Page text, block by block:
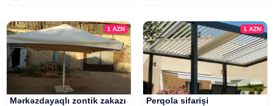
1AZN
Mərkəzdayaqlı zontik zakazı
1 AZN
Perqola sifarişi